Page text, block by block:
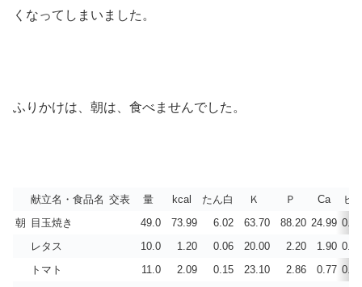
くなってしまいました。
ふりかけは、朝は、食べませんでした。
献立名・食品名 交表 量 kcal たん白 Ｋ Ｐ Ca
ビD
朝 目玉焼き 49.0 73.99 6.02 63.70 88.20 24.99 0.88
レタス
10.0 1.20 0.06 20.00 2.20 1.90 0.00
トマト
11.0 2.09 0.15 23.10 2.86 0.77 0.00